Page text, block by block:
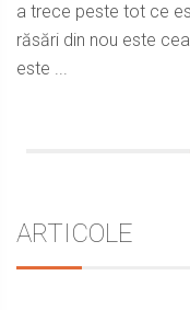
a trece peste tot ce
răsări din nou este
este ...
Sidebar
ARTICOLE